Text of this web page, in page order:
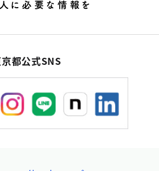
都公式SNS